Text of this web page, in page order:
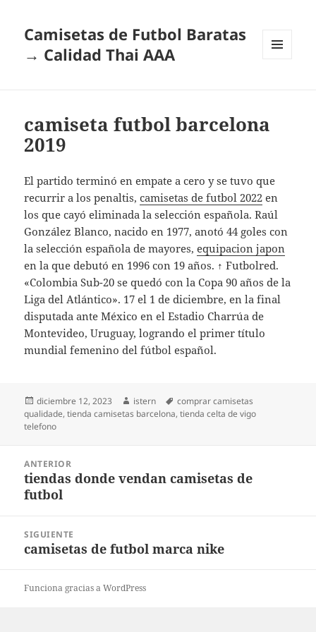
Camisetas de Futbol Baratas
→ Calidad Thai AAA
camiseta futbol barcelona
2019
El partido terminó en empate a cero y se tuvo que
recurrir a los penaltis,camisetas de futbol 2022 en
los que cayó eliminada la selección española. Raúl
González Blanco, nacido en 1977, anotó 44 goles con
la selección española de mayores,equipacion japon
en la que debutó en 1996 con 19 años. ↑ Futbolred.
«Colombia Sub-20 se quedó con la Copa 90 años de la
Liga del Atlántico». 17 el 1 de diciembre, en la final
disputada ante México en el Estadio Charrúa de
Montevideo, Uruguay, logrando el primer título
mundial femenino del fútbol español.
Publicado
el
diciembre 12, 2023 Autor
istern Etiquetas
comprar camisetas
qualidade,tienda camisetas barcelona,tienda celta de vigo
telefono
entradas
ANTERIOR
Entrada
anterior:
tiendas donde vendan camisetas de
futbol
SIGUIENTE
Entrada
camisetas de futbol marca nike
Funciona gracias a WordPress